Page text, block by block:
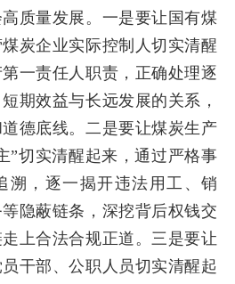
质量发展。一是要让国有煤
炭企业实际控制人切实清醒
一责任人职责，正确处理逐
期效益与长远发展的关系，
德底线。二是要让煤炭生产
”切实清醒起来，通过严格事
溯，逐一揭开违法用工、销
隐蔽链条，深挖背后权钱交
上合法合规正道。三是要让
干部、公职人员切实清醒起